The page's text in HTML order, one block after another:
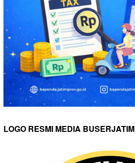
LOGO RESMI MEDIA BUSERJATIM